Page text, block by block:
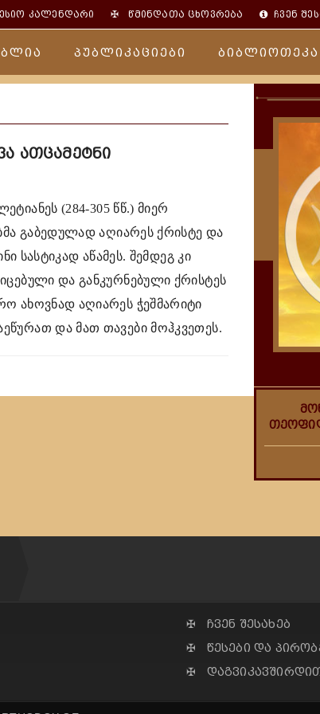
კალენდარი ✠წმინდათა ცხოვრება ჩვენ
პუბლიკაციები ბიბლიოთეკა
ათცამეტნი
(284-305 წწ.) მიერ
გაბედულად აღიარეს ქრისტე და
სასტიკად აწამეს. შემდეგ კი
და განკურნებული ქრისტეს
ახოვნად აღიარეს ჭეშმარიტი
და მათ თავები მოჰკვეთეს.
✠ ჩვენ შესახებ
✠ წესები და
✠